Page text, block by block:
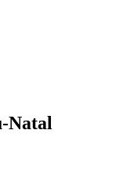
Natal